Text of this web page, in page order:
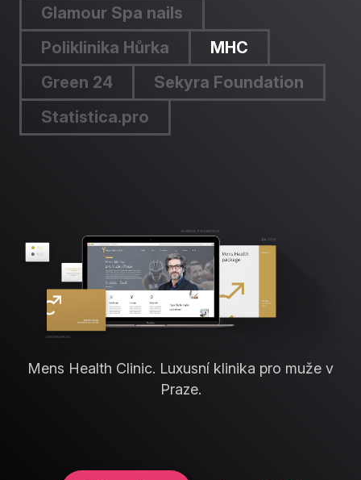
Glamour Spa nails
Poliklinika Hůrka
MHC
Green 24
Sekyra Foundation
Statistica.pro
Mens Health Clinic. Luxusní klinika pro muže v
Praze.